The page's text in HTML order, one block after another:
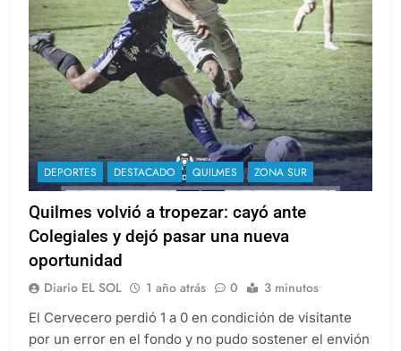
DEPORTES DESTACADO QUILMES ZONA SUR
Quilmes volvió a tropezar: cayó ante
Colegiales y dejó pasar una nueva
oportunidad
Diario EL SOL 1 año atrás 0 3 minutos
El Cervecero perdió 1 a 0 en condición de visitante
por un error en el fondo y no pudo sostener el envión